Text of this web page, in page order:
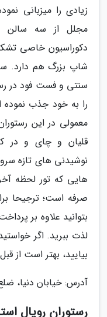
زیادی را میزبانی
مجلل از سه سالن
دکوراسیون خاصی
شاپ بزرگ هم دارد.
سنتی و فست فود در
را به خود جذب
معمولی در این
قلیان و چای و در
نوشیدنی های تازه
هایی که تور لحظه
صرفه است؛ ترجیحا
بتوانید علاوه بر
لذت ببرید. اگر
بیایید، بهتر است از
آدرس: خیابان دنیا،
رستوران رویال